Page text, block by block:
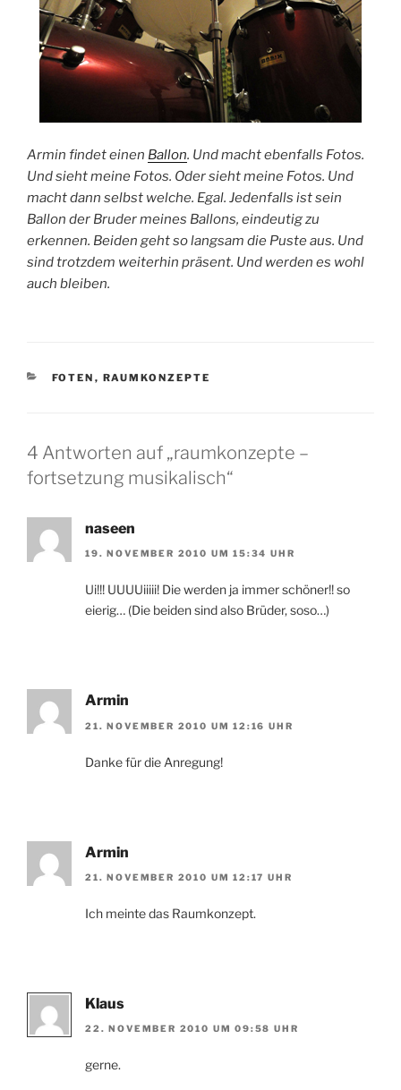
Armin findet einen Ballon. Und macht ebenfalls Fotos.
Und sieht meine Fotos. Oder sieht meine Fotos. Und
macht dann selbst welche. Egal. Jedenfalls ist sein
Ballon der Bruder meines Ballons, eindeutig zu
erkennen. Beiden geht so langsam die Puste aus. Und
sind trotzdem weiterhin präsent. Und werden es wohl
auch bleiben.
KATEGORIEN
FOTEN , RAUMKONZEPTE
4 Antworten auf „raumkonzepte –
fortsetzung musikalisch“
naseen
19. NOVEMBER 2010 UM 15:34 UHR
Ui!!! UUUUiiiii! Die werden ja immer schöner!! so
eierig… (Die beiden sind also Brüder, soso…)
Armin
21. NOVEMBER 2010 UM 12:16 UHR
Danke für die Anregung!
Armin
21. NOVEMBER 2010 UM 12:17 UHR
Ich meinte das Raumkonzept.
Klaus
22. NOVEMBER 2010 UM 09:58 UHR
gerne.